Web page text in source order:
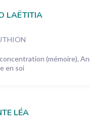
LAËTITIA
(mémoire),
en soi
LÉA